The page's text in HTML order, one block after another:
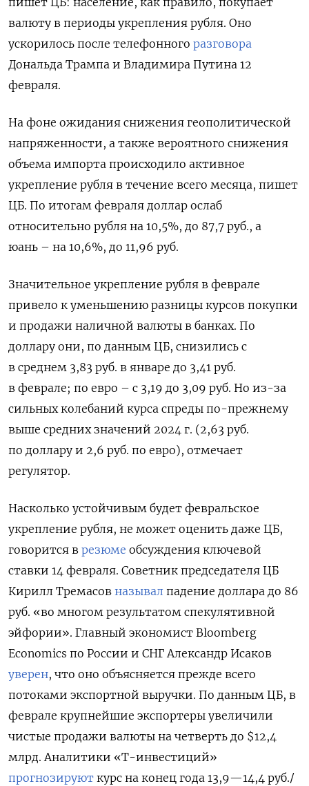
валюту в периоды укрепления рубля. Оно
ускорилось после телефонного разговора
Дональда Трампа и Владимира Путина 12
февраля.
На фоне ожидания снижения геополитической
напряженности, а также вероятного снижения
объема импорта происходило активное
укрепление рубля в течение всего месяца, пишет
ЦБ. По итогам февраля доллар ослаб
относительно рубля на 10,5%, до 87,7 руб., а
юань – на 10,6%, до 11,96 руб.
Значительное укрепление рубля в феврале
привело к уменьшению разницы курсов покупки
и продажи наличной валюты в банках. По
доллару они, по данным ЦБ, снизились с
в среднем 3,83 руб. в январе до 3,41 руб.
в феврале; по евро – с 3,19 до 3,09 руб. Но из-за
сильных колебаний курса спреды по-прежнему
выше средних значений 2024 г. (2,63 руб.
по доллару и 2,6 руб. по евро), отмечает
регулятор.
Насколько устойчивым будет февральское
укрепление рубля, не может оценить даже ЦБ,
говорится в резюме обсуждения ключевой
ставки 14 февраля. Советник председателя ЦБ
Кирилл Тремасов называл падение доллара до 86
руб. «во многом результатом спекулятивной
эйфории». Главный экономист Bloomberg
Economics по России и СНГ Александр Исаков
уверен, что оно объясняется прежде всего
потоками экспортной выручки. По данным ЦБ, в
феврале крупнейшие экспортеры увеличили
чистые продажи валюты на четверть до $12,4
млрд. Аналитики «Т-инвестиций»
прогнозируют курс на конец года 13,9—14,4 руб./